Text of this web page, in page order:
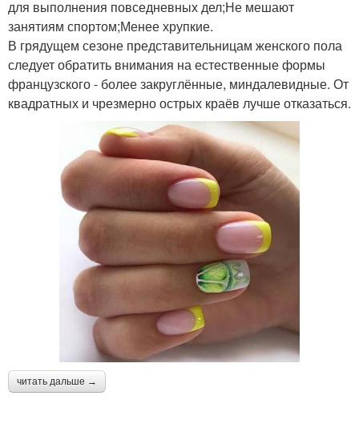
для выполнения повседневных дел;Не мешают
занятиям спортом;Менее хрупкие.
В грядущем сезоне представительницам женского пола
следует обратить внимания на естественные формы
французского - более закруглённые, миндалевидные. От
квадратных и чрезмерно острых краёв лучше отказаться.
читать дальше →